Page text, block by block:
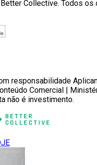
Collective. Todos os
responsabilidade
Comercial |
não é investimento.